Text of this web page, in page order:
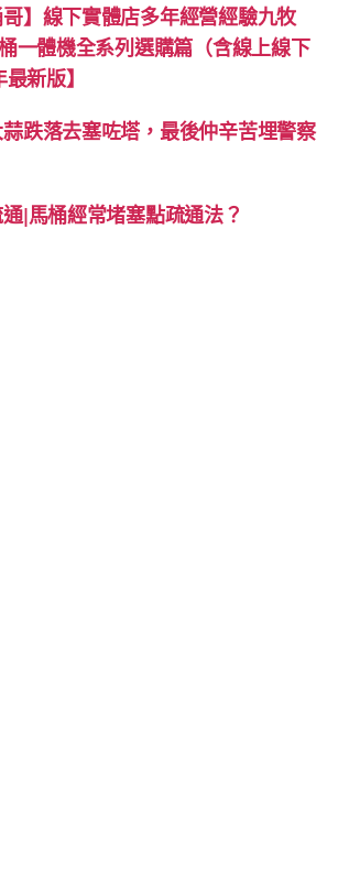
】線下實體店多年經營經驗九牧
一體機全系列選購篇（含線上線下
新版】
跌落去塞咗塔，最後仲辛苦埋警察
|馬桶經常堵塞點疏通法？